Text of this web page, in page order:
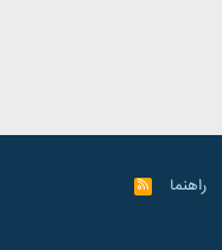
راهنما
R
S